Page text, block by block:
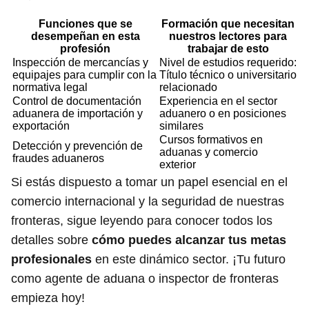
Funciones que se
desempeñan en esta
profesión
Formación que necesitan
nuestros lectores para
trabajar de esto
Inspección de mercancías y
equipajes para cumplir con la
normativa legal
Nivel de estudios requerido:
Título técnico o universitario
relacionado
Control de documentación
aduanera de importación y
exportación
Experiencia en el sector
aduanero o en posiciones
similares
Detección y prevención de
fraudes aduaneros
Cursos formativos en
aduanas y comercio
exterior
Si estás dispuesto a tomar un papel esencial en el
comercio internacional y la seguridad de nuestras
fronteras, sigue leyendo para conocer todos los
detalles sobre cómo puedes alcanzar tus metas
profesionales en este dinámico sector. ¡Tu futuro
como agente de aduana o inspector de fronteras
empieza hoy!